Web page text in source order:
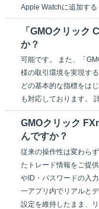
Apple Watchに追加する
「GMOクリック
か？
可能です。 また、「
様の取引環境を実現す
どの基本的な指標をは
も対応しております。
GMOクリック
んですか？
従来の操作性は変わら
たトレード情報をご提
やID・パスワードの入
一アプリ内でリアルと
設定を維持したまま、